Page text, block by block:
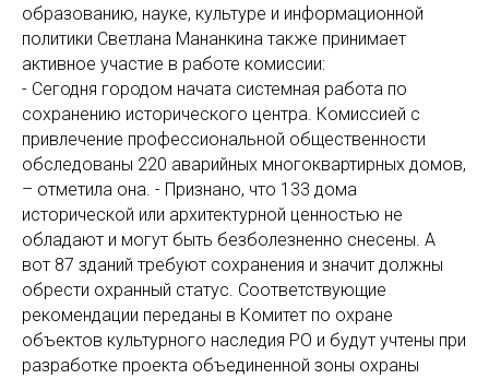
образованию, науке, культуре и информационной
политики Светлана Мананкина также принимает
активное участие в работе комиссии:
- Сегодня городом начата системная работа по
сохранению исторического центра. Комиссией с
привлечение профессиональной общественности
обследованы 220 аварийных многоквартирных домов,
– отметила она. - Признано, что 133 дома
исторической или архитектурной ценностью не
обладают и могут быть безболезненно снесены. А
вот 87 зданий требуют сохранения и значит должны
обрести охранный статус. Соответствующие
рекомендации переданы в Комитет по охране
объектов культурного наследия РО и будут учтены при
разработке проекта объединенной зоны охраны